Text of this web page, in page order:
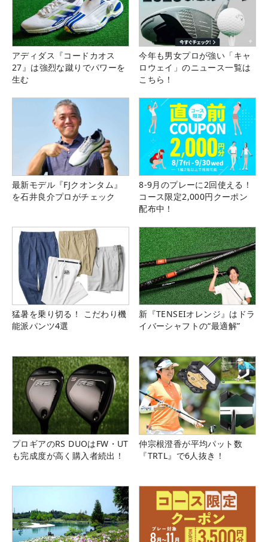
アディダス『コードカオス
27』は強烈な蹴りでパワーを
生む
今年も男女プロが強い「キャ
ロウェイ」のニュース一覧は
こちら！
最新モデル『FJクオンタム』
を石井良介プロがチェック
8-9月のプレーに2回使える！
コース限定2,000円クーポン
配布中！
猛暑を乗り切る！ こだわり機
能派パンツ4選
新『TENSEIオレンジ』はドラ
イバーシャフトの“最適解”
プロギアのRS DUOはFW・UT
も完成度が高く購入者続出！
仲宗根澄香が平均パット数
『TRTL』で6人抜き！